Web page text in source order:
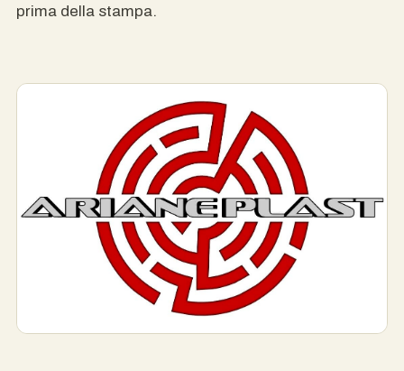
prima della stampa.